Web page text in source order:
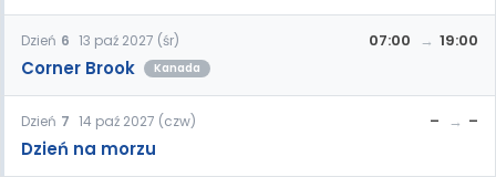
Dzień 6 13 paź 2027 (śr)
Corner Brook Kanada
07:00 19:00
Dzień 7 14 paź 2027 (czw)
Dzień na morzu
– –